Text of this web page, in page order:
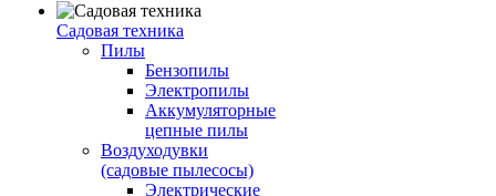
Садовая техника
Пилы
Бензопилы
Электропилы
Аккумуляторные
цепные пилы
Воздуходувки
(садовые пылесосы)
Электрические